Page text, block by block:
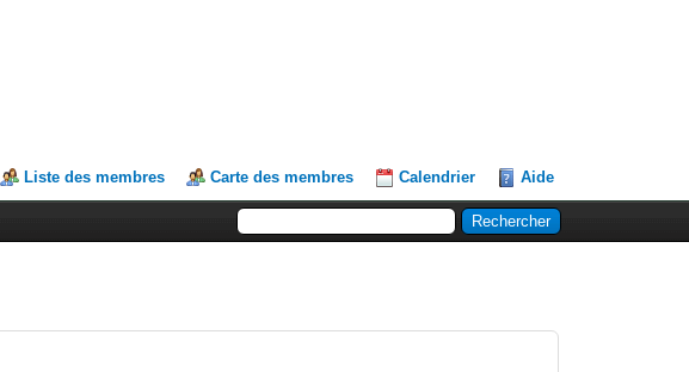
Liste des membres Carte des membres Calendrier Aide